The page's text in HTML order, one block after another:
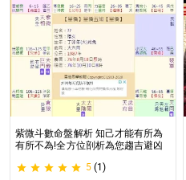
紫微斗數命盤解析 知己才能有所為
有所不為!全方位剖析為您趨吉避凶
5 (1)